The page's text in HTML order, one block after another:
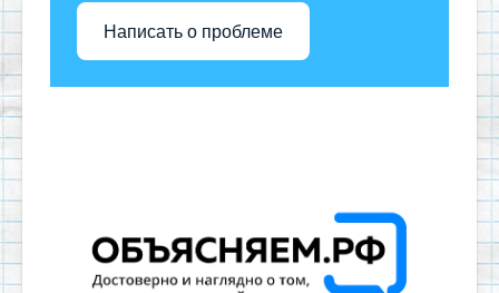
Написать о проблеме